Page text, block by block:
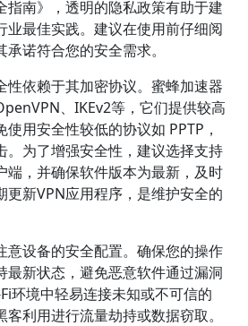
指南》，透明的隐私政策有助于建
业最佳实践。建议在使用前仔细阅
诺符合您的安全需求。
性依赖于其加密协议。蜜蜂加速器
、IKEv2等，它们提供较高
用安全性较低的协议如 PPTP，
。为了增强安全性，建议选择支持
端，并确保软件版本为最新，及时
更新VPN应用程序，是维护安全的
意设备的安全配置。确保您的操作
最新状态，避免恶意软件通过漏洞
环境中轻易连接未知或不可信的
利用进行流量劫持或数据窃取。